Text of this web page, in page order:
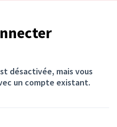
désactivée, mais vous
un compte existant.